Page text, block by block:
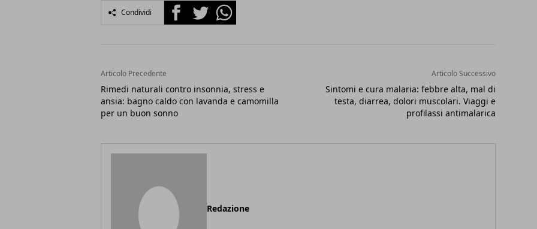
Condividi FacebookTwitterWhatsapp
Articolo Precedente
Rimedi naturali contro insonnia, stress e
ansia: bagno caldo con lavanda e camomilla
per un buon sonno
Articolo Successivo
Sintomi e cura malaria: febbre alta, mal di
testa, diarrea, dolori muscolari. Viaggi e
profilassi antimalarica
Redazione